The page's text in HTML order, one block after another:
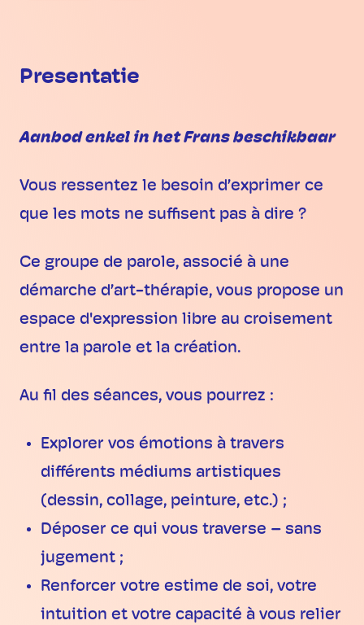
Presentatie
Aanbod enkel in het Frans beschikbaar
Vous ressentez le besoin d’exprimer ce
que les mots ne suffisent pas à dire ?
Ce groupe de parole, associé à une
démarche d’art-thérapie, vous propose un
espace d'expression libre au croisement
entre la parole et la création.
Au fil des séances, vous pourrez :
Explorer vos émotions à travers
différents médiums artistiques
(dessin, collage, peinture, etc.) ;
Déposer ce qui vous traverse – sans
jugement ;
Renforcer votre estime de soi, votre
intuition et votre capacité à vous relier